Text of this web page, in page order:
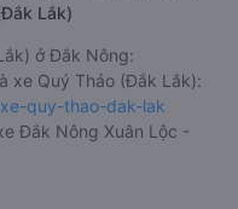
Lắk)
ở Đắk Nông:
xe Quý Thảo (Đắk Lắk):
quy-thao-dak-lak
Đắk Nông Xuân Lộc -